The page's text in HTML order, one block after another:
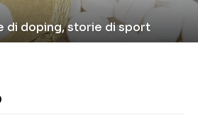
di doping, storie di sport